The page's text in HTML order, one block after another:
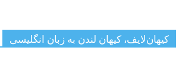
کیهان‌لایف، کیهان لندن به زبان انگلیسی